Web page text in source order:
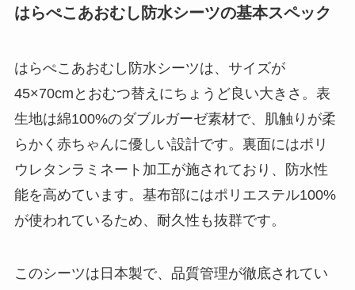
はらぺこあおむし防水シーツの基本スペック
はらぺこあおむし防水シーツは、サイズが
45×70cmとおむつ替えにちょうど良い大きさ。表
生地は綿100%のダブルガーゼ素材で、肌触りが柔
らかく赤ちゃんに優しい設計です。裏面にはポリ
ウレタンラミネート加工が施されており、防水性
能を高めています。基布部にはポリエステル100%
が使われているため、耐久性も抜群です。
このシーツは日本製で、品質管理が徹底されてい